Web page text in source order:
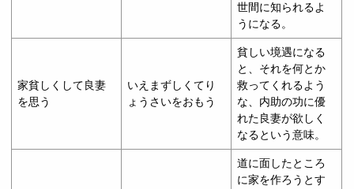
世間に知られるよ
うになる。
家貧しくして良妻
を思う
いえまずしくてり
ょうさいをおもう
貧しい境遇になる
と、それを何とか
救ってくれるよう
な、内助の功に優
れた良妻が欲しく
なるという意味。
道に面したところ
に家を作ろうとす